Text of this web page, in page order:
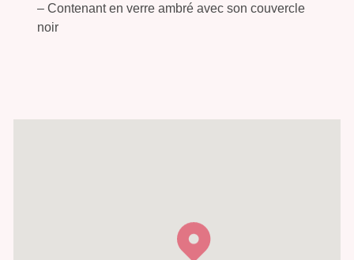
– Contenant en verre ambré avec son couvercle
noir